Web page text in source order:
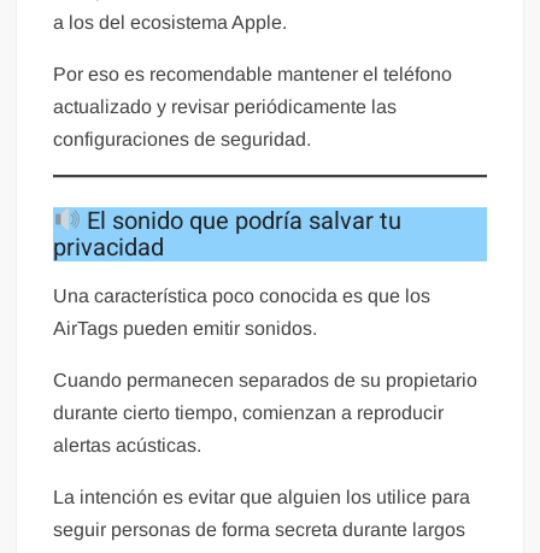
a los del ecosistema Apple.
Por eso es recomendable mantener el teléfono
actualizado y revisar periódicamente las
configuraciones de seguridad.
El sonido que podría salvar tu
privacidad
Una característica poco conocida es que los
AirTags pueden emitir sonidos.
Cuando permanecen separados de su propietario
durante cierto tiempo, comienzan a reproducir
alertas acústicas.
La intención es evitar que alguien los utilice para
seguir personas de forma secreta durante largos